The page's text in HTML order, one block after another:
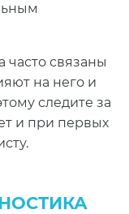
часто связаны
на него и
следите за
и при первых